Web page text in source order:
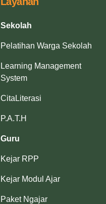
Sekolah
Pelatihan Warga Sekolah
Learning Management
System
CitaLiterasi
P.A.T.H
Guru
Kejar RPP
Kejar Modul Ajar
Paket Ngajar